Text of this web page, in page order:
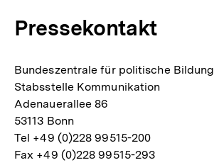
Pressekontakt
Bundeszentrale für politische Bildung
Stabsstelle Kommunikation
Adenauerallee 86
53113 Bonn
Tel +49 (0)228 99515-200
Fax +49 (0)228 99515-293